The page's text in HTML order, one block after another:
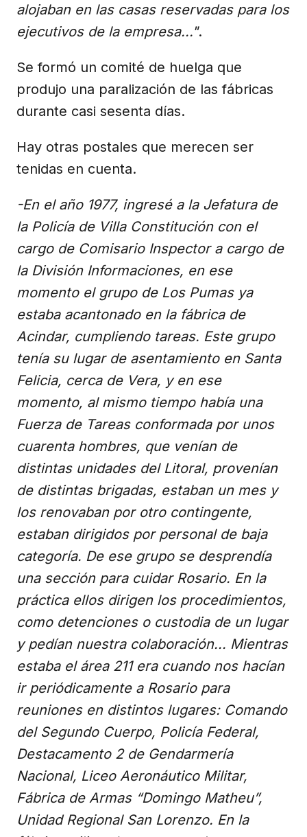
alojaban en las casas reservadas para los
ejecutivos de la empresa...".
Se formó un comité de huelga que
produjo una paralización de las fábricas
durante casi sesenta días.
Hay otras postales que merecen ser
tenidas en cuenta.
-En el año 1977, ingresé a la Jefatura de
la Policía de Villa Constitución con el
cargo de Comisario Inspector a cargo de
la División Informaciones, en ese
momento el grupo de Los Pumas ya
estaba acantonado en la fábrica de
Acindar, cumpliendo tareas. Este grupo
tenía su lugar de asentamiento en Santa
Felicia, cerca de Vera, y en ese
momento, al mismo tiempo había una
Fuerza de Tareas conformada por unos
cuarenta hombres, que venían de
distintas unidades del Litoral, provenían
de distintas brigadas, estaban un mes y
los renovaban por otro contingente,
estaban dirigidos por personal de baja
categoría. De ese grupo se desprendía
una sección para cuidar Rosario. En la
práctica ellos dirigen los procedimientos,
como detenciones o custodia de un lugar
y pedían nuestra colaboración... Mientras
estaba el área 211 era cuando nos hacían
ir periódicamente a Rosario para
reuniones en distintos lugares: Comando
del Segundo Cuerpo, Policía Federal,
Destacamento 2 de Gendarmería
Nacional, Liceo Aeronáutico Militar,
Fábrica de Armas “Domingo Matheu”,
Unidad Regional San Lorenzo. En la